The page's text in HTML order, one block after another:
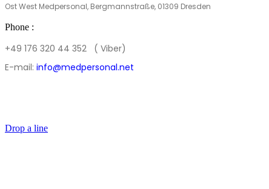
Ost West Medpersonal, Bergmannstraße, 01309 Dresden
Phone :
+49 176 320 44 352 ( Viber)
E-mail: info@medpersonal.net
Drop a line